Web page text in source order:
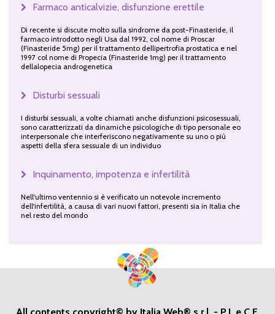
Farmaco anticalvizie, disfunzione erettile
Di recente si discute molto sulla sindrome da post-Finasteride, il
farmaco introdotto negli Usa dal 1992, col nome di Proscar
(Finasteride 5mg) per il trattamento dellipertrofia prostatica e nel
1997 col nome di Propecia (Finasteride 1mg) per il trattamento
dellalopecia androgenetica
Disturbi sessuali
I disturbi sessuali, a volte chiamati anche disfunzioni psicosessuali,
sono caratterizzati da dinamiche psicologiche di tipo personale eo
interpersonale che interferiscono negativamente su uno o più
aspetti della sfera sessuale di un individuo
Inquinamento, impotenza e infertilità
Nell'ultimo ventennio si è verificato un notevole incremento
dell'infertilità, a causa di vari nuovi fattori, presenti sia in Italia che
nel resto del mondo